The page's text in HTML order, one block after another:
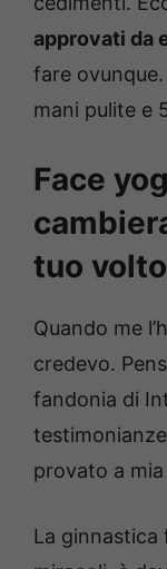
approvati da
fare
mani pulite e
Face
tuo volto
Quando me
credevo.
fandonia di
provato a
La ginnastica